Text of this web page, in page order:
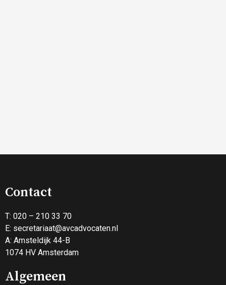
Contact
T: 020 – 210 33 70
E: secretariaat@avcadvocaten.nl
A: Amsteldijk 44-B
1074 HV Amsterdam
Algemeen